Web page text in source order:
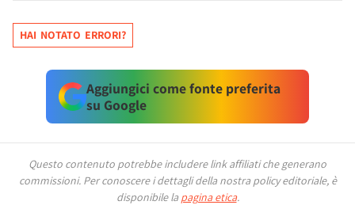
HAI NOTATO ERRORI?
Aggiungici come fonte preferita
su Google
Questo contenuto potrebbe includere link affiliati che generano
commissioni. Per conoscere i dettagli della nostra policy editoriale, è
disponibile la pagina etica.